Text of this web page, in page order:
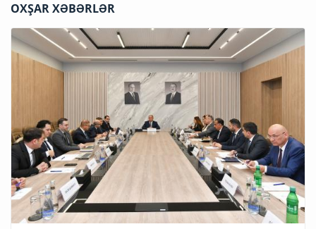
OXŞAR XƏBƏRLƏR